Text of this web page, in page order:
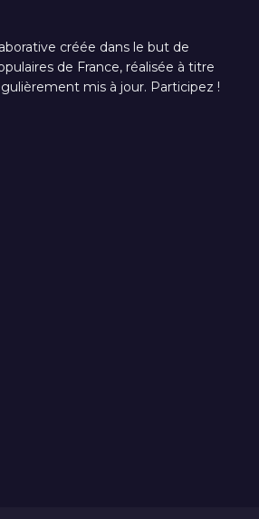
créée dans le but de
de France, réalisée à titre
mis à jour. Participez !